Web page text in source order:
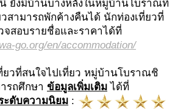
บ้านบางหลังในหมู่บ้านโบราณที่
วสามารถพักค้างคืนได้ นักท่องเที่ยวที่
จสอบรายชื่อและราคาได้ที่
go.org/en/accommodation/
นใจไปเที่ยว หมู่บ้านโบราณชิ
รถศึกษา ข้อมูลเพิ่มเติม ได้ที่
ะดับความนิยม :